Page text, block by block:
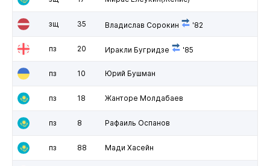
зщ 35 Владислав Сорокин '82
пз 20 Иракли Бугридзе '85
пз 10 Юрий Бушман
пз 18 Жанторе Молдабаев
пз 8 Рафаиль Оспанов
пз 88 Мади Хасейн